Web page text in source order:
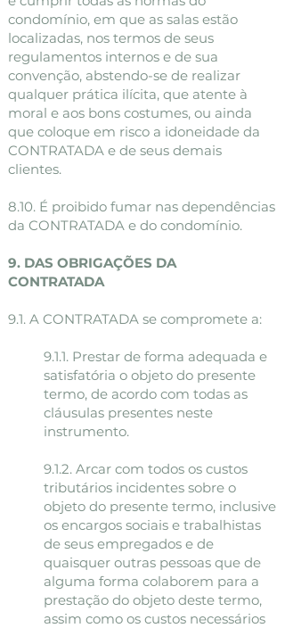
condomínio, em que as salas estão
localizadas, nos termos de seus
regulamentos internos e de sua
convenção, abstendo-se de realizar
qualquer prática ilícita, que atente à
moral e aos bons costumes, ou ainda
que coloque em risco a idoneidade da
CONTRATADA e de seus demais
clientes.
8.10. É proibido fumar nas dependências
da CONTRATADA e do condomínio.
9. DAS OBRIGAÇÕES DA
CONTRATADA
9.1. A CONTRATADA se compromete a:
9.1.1. Prestar de forma adequada e
satisfatória o objeto do presente
termo, de acordo com todas as
cláusulas presentes neste
instrumento.
9.1.2. Arcar com todos os custos
tributários incidentes sobre o
objeto do presente termo, inclusive
os encargos sociais e trabalhistas
de seus empregados e de
quaisquer outras pessoas que de
alguma forma colaborem para a
prestação do objeto deste termo,
assim como os custos necessários